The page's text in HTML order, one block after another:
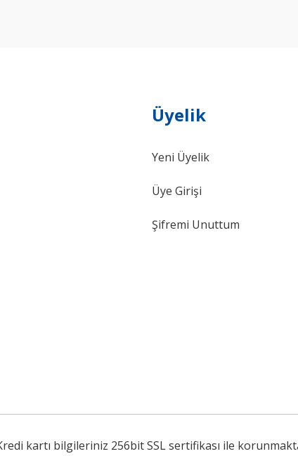
Üyelik
Yeni Üyelik
Üye Girişi
Şifremi Unuttum
kartı bilgileriniz 256bit SSL sertifikası ile